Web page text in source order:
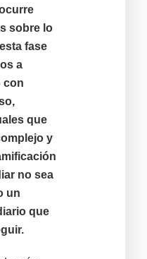
sobre lo
fase
a
con
que
y
no sea
un
que